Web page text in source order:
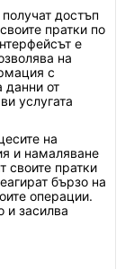
достъп
пратки по
е
на
с
данни от
услугата
на
и намаляване
своите пратки
бързо на
операции.
и засилва